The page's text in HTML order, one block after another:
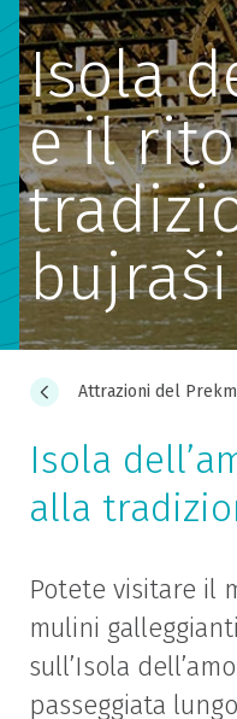
Isola
e il
bujraši
Attrazioni del
Isola
alla
Potete visitare il
mulini galleggianti
sull’Isola
passeggiata